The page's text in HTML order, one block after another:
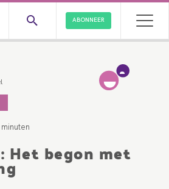
ABONNEER
Het begon met